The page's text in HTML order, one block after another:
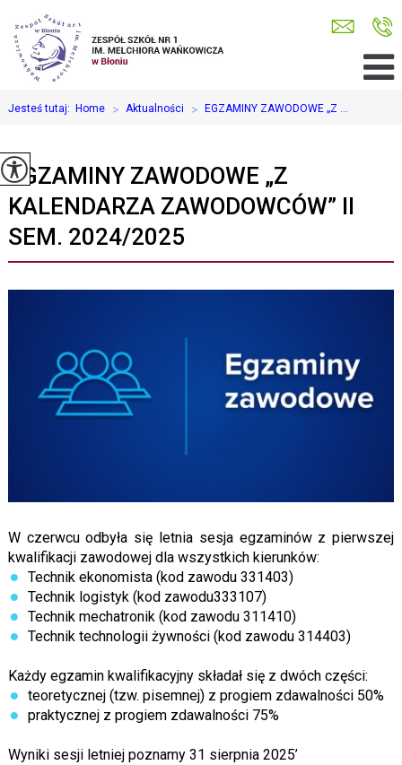
Jesteś tutaj: Home > Aktualności > EGZAMINY ZAWODOWE „Z ...
EGZAMINY ZAWODOWE „Z
KALENDARZA ZAWODOWCÓW” II
SEM. 2024/2025
W czerwcu odbyła się letnia sesja egzaminów z pierwszej
kwalifikacji zawodowej dla wszystkich kierunków:
Technik ekonomista (kod zawodu 331403)
Technik logistyk (kod zawodu333107)
Technik mechatronik (kod zawodu 311410)
Technik technologii żywności (kod zawodu 314403)
Każdy egzamin kwalifikacyjny składał się z dwóch części:
teoretycznej (tzw. pisemnej) z progiem zdawalności 50%
praktycznej z progiem zdawalności 75%
Wyniki sesji letniej poznamy 31 sierpnia 2025’